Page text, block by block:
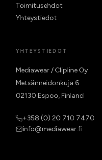
Toimitusehdot
Yhteystiedot
YHTEYSTIEDOT
Mediawear / Clipline Oy
Metsänneidonkuja 6
02130 Espoo, Finland
+358 (0) 20 710 7470
info@mediawear.fi